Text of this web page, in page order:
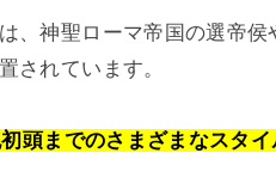
、神聖ローマ帝国の選帝
されています。
頭までのさまざまなスタ